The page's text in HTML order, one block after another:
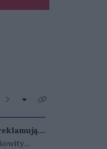
Następne
Rozwiń listę kategorii
Kliknij aby zobaczyć